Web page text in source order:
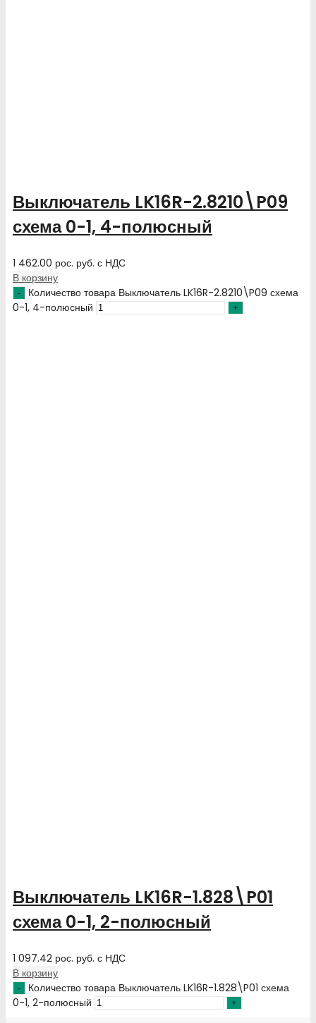
Выключатель LK16R-2.8210\P09
схема 0-1, 4-полюсный
1 462.00 рос. руб. с НДС
В корзину
Количество товара Выключатель LK16R-2.8210\P09 схема
0-1, 4-полюсный
Выключатель LK16R-1.828\P01
схема 0-1, 2-полюсный
1 097.42 рос. руб. с НДС
В корзину
Количество товара Выключатель LK16R-1.828\P01 схема
0-1, 2-полюсный